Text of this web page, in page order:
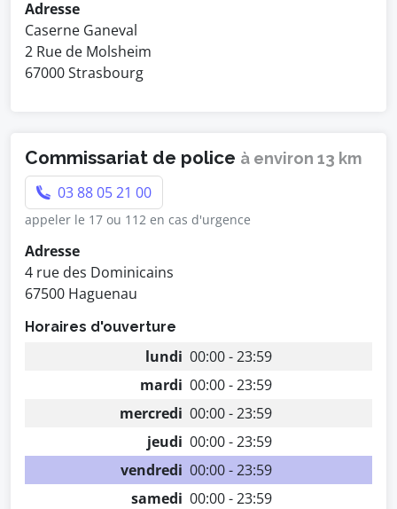
Adresse
Caserne Ganeval
2 Rue de Molsheim
67000 Strasbourg
Commissariat de police à environ 13 km
03 88 05 21 00
appeler le 17 ou 112 en cas d'urgence
Adresse
4 rue des Dominicains
67500 Haguenau
Horaires d'ouverture
lundi 00:00 - 23:59
mardi 00:00 - 23:59
mercredi 00:00 - 23:59
jeudi 00:00 - 23:59
vendredi 00:00 - 23:59
samedi 00:00 - 23:59